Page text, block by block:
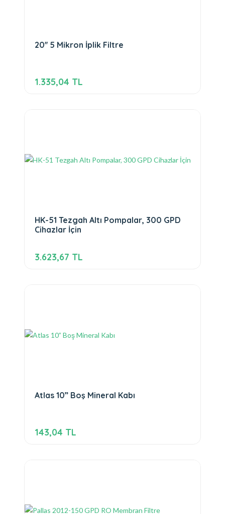
20'' 5 Mikron İplik Filtre
1.335,04 TL
HK-51 Tezgah Altı Pompalar, 300 GPD
Cihazlar İçin
3.623,67 TL
Atlas 10” Boş Mineral Kabı
143,04 TL